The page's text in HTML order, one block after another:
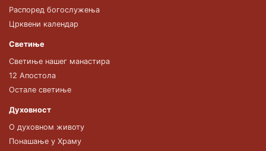
Распоред богослужења
Црквени календар
Светиње
Светиње нашег манастира
12 Апостола
Остале светиње
Духовност
О духовном животу
Понашање у Храму